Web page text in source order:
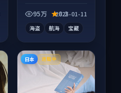
端观看，细节更丰
95万 8.2
2025-01-11
海盗 航海 宝藏
日本 连载中